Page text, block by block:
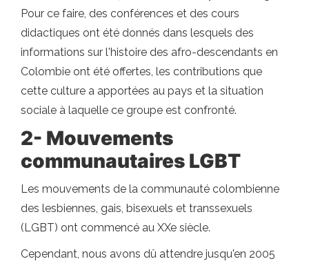
Pour ce faire, des conférences et des cours
didactiques ont été donnés dans lesquels des
informations sur l'histoire des afro-descendants en
Colombie ont été offertes, les contributions que
cette culture a apportées au pays et la situation
sociale à laquelle ce groupe est confronté.
2- Mouvements
communautaires LGBT
Les mouvements de la communauté colombienne
des lesbiennes, gais, bisexuels et transsexuels
(LGBT) ont commencé au XXe siècle.
Cependant, nous avons dû attendre jusqu'en 2005